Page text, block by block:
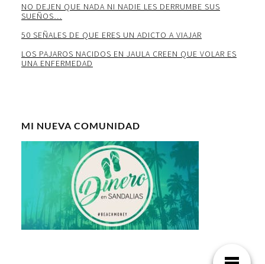
NO DEJEN QUE NADA NI NADIE LES DERRUMBE SUS
SUEÑOS…
50 SEÑALES DE QUE ERES UN ADICTO A VIAJAR
LOS PAJAROS NACIDOS EN JAULA CREEN QUE VOLAR ES
UNA ENFERMEDAD
MI NUEVA COMUNIDAD